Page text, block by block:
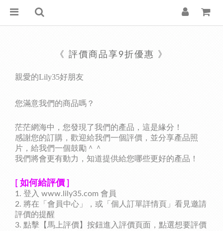
《 評價商品享9折優惠 》
親愛的Lily35好朋友
您滿意我們的商品嗎？
茫茫網海中，您發現了我們的產品，這是緣分！
感謝您的訂購， 歡迎給我們一個評價，並分享產品照
片，給我們一個鼓勵＾＾
我們將會更有動力， 知道提供給您哪些更好的產品！
[ 如何給評價 ]
1. 登入 www.lily35.com 會員
2. 將在「會員中心」，或「個人訂單詳情頁」看見邀請
評價的提醒
3. 點擊【馬上評價】按鈕進入評價頁面，點選想要評價